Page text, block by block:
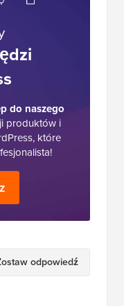
do naszego
produktów i
które
odpowiedź